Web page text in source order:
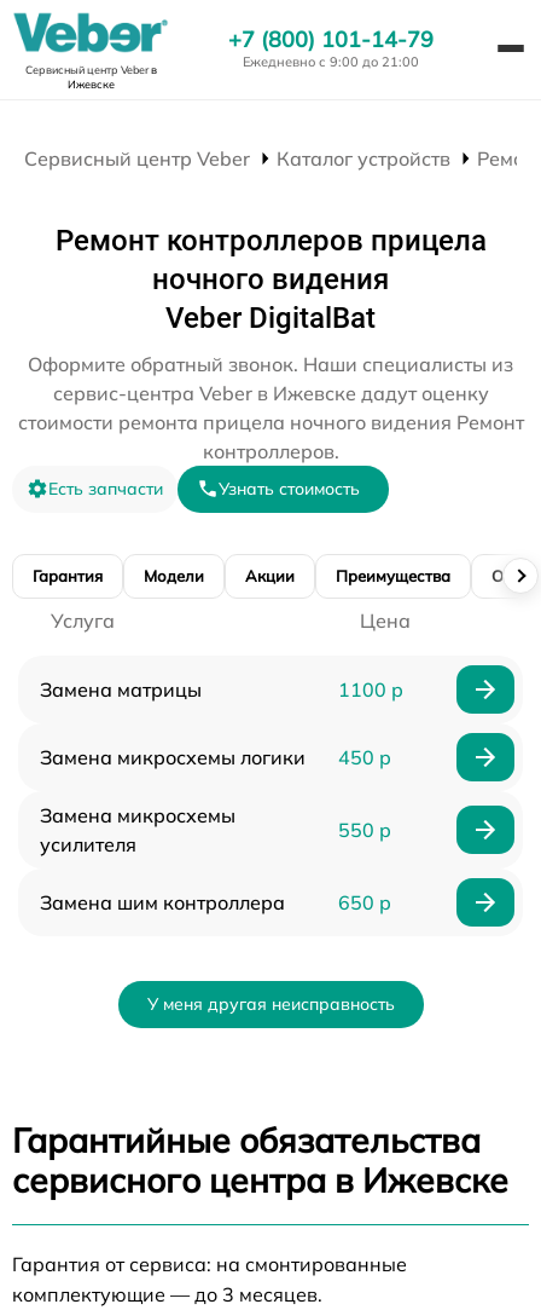
Сервисный центр Veberв
Ижевске
+7 (800) 101-14-79
Ежедневно с 9:00 до 21:00
Сервисный центр Veber Каталог устройств
Ремонт контроллеров прицела
ночного видения
Veber DigitalBat
Оформите обратный звонок. Наши специалисты из
сервис-центра Veber в Ижевске дадут оценку
стоимости ремонта прицела ночного видения Ремонт
контроллеров.
Есть запчасти Узнать стоимость
Гарантия Модели Акции Преимущества
Услуга Цена
Замена матрицы 1100 р
Замена микросхемы логики 450 р
Замена микросхемы
усилителя
550 р
Замена шим контроллера 650 р
У меня другая неисправность
Гарантийные обязательства
сервисного центра в Ижевске
Гарантия от сервиса: на смонтированные
комплектующие — до 3 месяцев.